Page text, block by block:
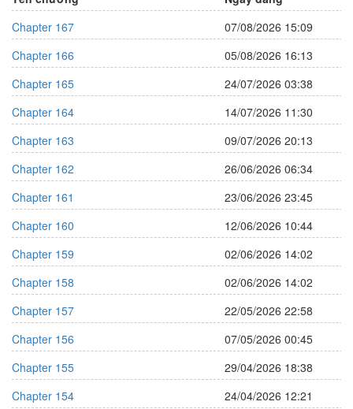
Chapter 167
07/08/2026 15:09
Chapter 166
05/08/2026 16:13
Chapter 165
24/07/2026 03:38
Chapter 164
14/07/2026 11:30
Chapter 163
09/07/2026 20:13
Chapter 162
26/06/2026 06:34
Chapter 161
23/06/2026 23:45
Chapter 160
12/06/2026 10:44
Chapter 159
02/06/2026 14:02
Chapter 158
02/06/2026 14:02
Chapter 157
22/05/2026 22:58
Chapter 156
07/05/2026 00:45
Chapter 155
29/04/2026 18:38
Chapter 154
24/04/2026 12:21